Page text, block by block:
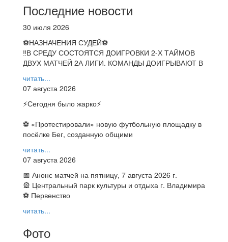
Последние новости
30 июля 2026
⚽НАЗНАЧЕНИЯ СУДЕЙ⚽
‼В СРЕДУ СОСТОЯТСЯ ДОИГРОВКИ 2-Х ТАЙМОВ
ДВУХ МАТЧЕЙ 2А ЛИГИ. КОМАНДЫ ДОИГРЫВАЮТ В
читать...
07 августа 2026
⚡️Сегодня было жарко⚡️
⚽ ️«Протестировали» новую футбольную площадку в
посёлке Бег, созданную общими
читать...
07 августа 2026
📅 Анонс матчей на пятницу, 7 августа 2026 г.
🎡 Центральный парк культуры и отдыха г. Владимира
⚽ Первенство
читать...
Фото